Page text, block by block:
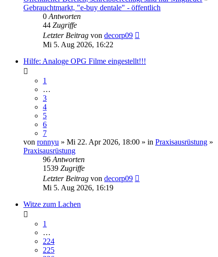
Gebrauchtmarkt, "e-buy dentale" - öffentlich
0 Antworten
44 Zugriffe
Letzter Beitrag von decorp09
Mi 5. Aug 2026, 16:22
Hilfe: Analoge OPG Filme eingestellt!!!
1
…
3
4
5
6
7
von ronnyu » Mi 22. Apr 2026, 18:00 » in Praxisausrüstung »
Praxisausrüstung
96 Antworten
1539 Zugriffe
Letzter Beitrag von decorp09
Mi 5. Aug 2026, 16:19
Witze zum Lachen
1
…
224
225